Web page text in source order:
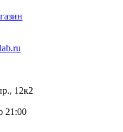
12к2
21:00